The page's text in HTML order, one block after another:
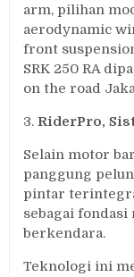
arm, pilihan
aerodynamic
front
SRK 250 RA
on the road
3.RiderPro,
Selain motor
panggung
pintar
sebagai fondasi
berkendara.
Teknologi ini